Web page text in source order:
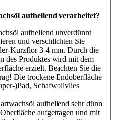
aufhellend verarbeitet?
aufhellend unverdünnt
und verschlichten Sie
Kurzflor 3-4 mm. Durch die
des Produktes wird mit dem
erzielt. Beachten Sie die
Die trockene Endoberfläche
)Pad, Schafwollvlies
aufhellend sehr dünn
aufgetragen und mit